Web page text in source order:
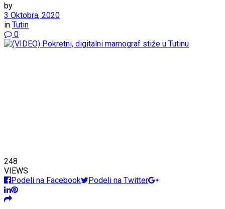
by
3 Oktobra, 2020
in Tutin
0
248
VIEWS
Podeli na Facebook
Podeli na Twitter